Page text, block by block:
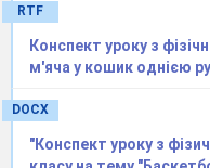
Сьогодні у нас
Дитина.
Усіх вас раді ми
RTF
Конспект уроку з
м'яча у кошик однiєю
DOCX
"Конспект уроку з